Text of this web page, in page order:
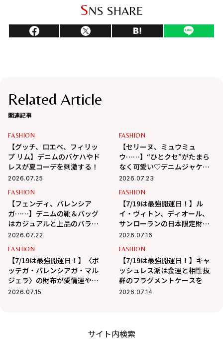
SNS SHARE
Related Article
関連記事
FASHION
【グッチ、ロエベ、フィリッ
プ リム】デニムのバケハやド
レスが夏コーデを刺激する！
2026.07.25
FASHION
【セリーヌ、ミュウミュ
ウ……】“ひとクセ”がたまら
なく可愛い♡デニムジャケッ
ト&パンツ
2026.07.23
FASHION
【フェンディ、バレンシア
ガ……】デニムの靴＆バッグ
はカジュアルと上品のバラン
スが最高！
2026.07.22
FASHION
【7/19は最強開運日！】ル
イ・ヴィトン、ディオール、
サンローランの日本限定財布
で強運を掴み取る！
2026.07.16
FASHION
【7/19は最強開運日！】〈ボ
ッテガ・バレンシアガ・マル
ジェラ〉の財布が愛情運や人
間関係運を底上げ！
2026.07.15
FASHION
【7/19は最強開運日！】キャ
ッシュレス派は金運と相性抜
群のフラグメントケースを
2026.07.14
サイト内検索